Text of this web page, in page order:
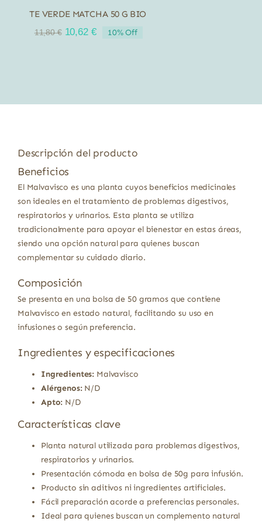
TE VERDE MATCHA 50 G BIO
11,80€ El
10,62 €El
10% Off
Descripción del producto
Beneficios
El Malvavisco es una planta cuyos beneficios medicinales
son ideales en el tratamiento de problemas digestivos,
respiratorios y urinarios. Esta planta se utiliza
tradicionalmente para apoyar el bienestar en estas áreas,
siendo una opción natural para quienes buscan
complementar su cuidado diario.
Composición
Se presenta en una bolsa de 50 gramos que contiene
Malvavisco en estado natural, facilitando su uso en
infusiones o según preferencia.
Ingredientes y especificaciones
Ingredientes: Malvavisco
Alérgenos:N/D
Apto: N/D
Características clave
Planta natural utilizada para problemas digestivos,
respiratorios y urinarios.
Presentación cómoda en bolsa de 50g para infusión.
Producto sin aditivos ni ingredientes artificiales.
Fácil preparación acorde a preferencias personales.
Ideal para quienes buscan un complemento natural